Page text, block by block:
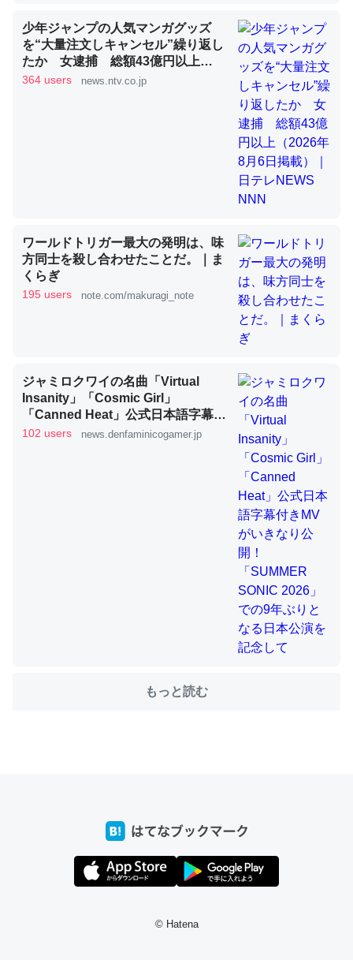
論文では「淡水はカルシウムも酸素も不足してて両方に不
利だから両方が拮抗してるのでは」とあって面白い。海に
いる鋏角類（カブトガニ・ウミグモ）はカルシウムを使わ
ずキチンを強化してる筈だが、酵素が違うのか？
─ニュース :: 【研究発表】昆虫学の大問題＝「昆虫はなぜ海にいな
これを元に考えるとカルシウムを大量に使う脊椎動物と貝
類は苦労してるんだな…。腹足類だと殻を無くしてナメク
いのか」に関する新仮説
ウチもEchoを実家に置いて４年。でたまに覗いてる。ぼ
ちぼちRingも置こうかと画策中。あと、Googleマップで
位置情報を共有してる。電池残量や充電中かが分かるので
─たまにLINEするくらいだった遠方の父67歳と僕。ITツール導入で
コミュニケーションが劇的に変化した｜tayorini by LIFULL介護
とかSpotifyを支払う孝行もできる。一生で親と会える残
私も3年前ぐらいに祖母の家に設置した。ポケットWifiみ
たいなのでネット環境作ったけどAlexaしか使わないので
https://toyoshi.hatenablog.com/entry/2019/05/15/1805
少年ジャンプの人気マンガグッズ
を“大量注文しキャンセル”繰り返し
たか 女逮捕 総額43億円以上
（2026年8月6日掲載）｜日テレ
364 users news.ntv.co.jp
ワールドトリガー最大の発明は、味
方同士を殺し合わせたことだ。｜ま
くらぎ
195 users note.com/makuragi_note
ジャミロクワイの名曲「Virtual
Insanity」「Cosmic Girl」
「Canned Heat」公式日本語字幕付
きMVがいきなり公開！「SUMMER
102 users news.denfaminicogamer.jp
もっと読む
© Hatena